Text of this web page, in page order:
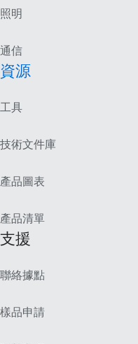
照明
通信
資源
工具
技術文件庫
產品圖表
產品清單
支援
聯絡據點
樣品申請